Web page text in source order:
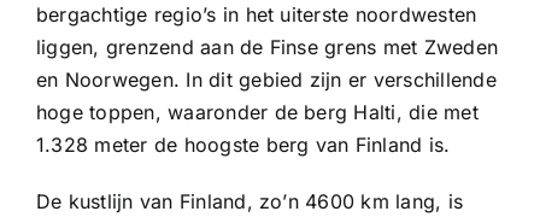
bergachtige regio’s in het uiterste noordwesten
liggen, grenzend aan de Finse grens met Zweden
en Noorwegen. In dit gebied zijn er verschillende
hoge toppen, waaronder de berg Halti, die met
1.328 meter de hoogste berg van Finland is.
De kustlijn van Finland, zo’n 4600 km lang, is